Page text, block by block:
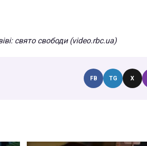
свято свободи (video.rbc.ua)
FB TG X